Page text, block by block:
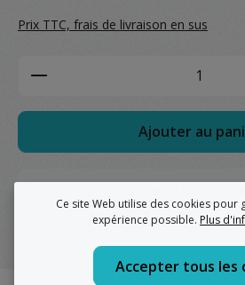
Prix TTC, frais de livraison en sus
Product Quantity:
Ajouter au
Ce site Web utilise des cookies pour
expérience possible. Plus
Accepter tous les